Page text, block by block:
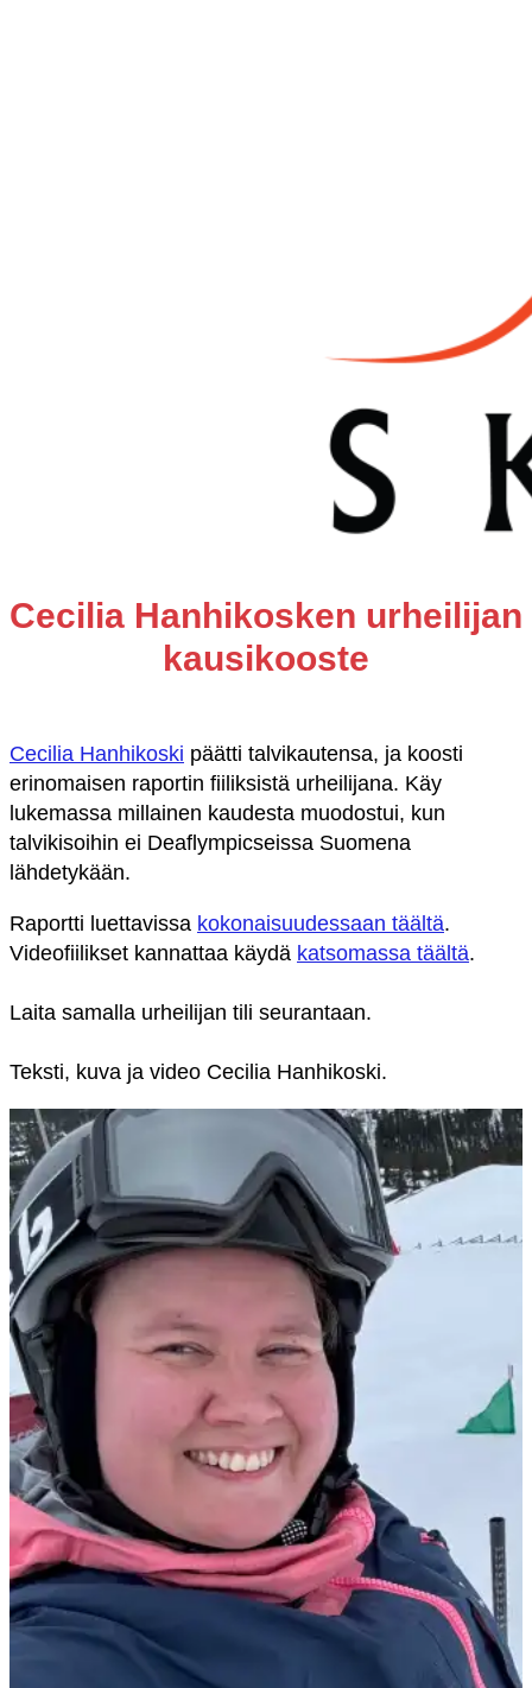
Cecilia Hanhikosken urheilijan
kausikooste
Cecilia Hanhikoski päätti talvikautensa, ja koosti
erinomaisen raportin fiiliksistä urheilijana. Käy
lukemassa millainen kaudesta muodostui, kun
talvikisoihin ei Deaflympicseissa Suomena
lähdetykään.
Raportti luettavissa kokonaisuudessaan täältä.
Videofiilikset kannattaa käydä katsomassa täältä.
Laita samalla urheilijan tili seurantaan.
Teksti, kuva ja video Cecilia Hanhikoski.